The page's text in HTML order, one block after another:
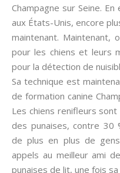
Champagne sur Seine.
aux États-Unis, encore
maintenant. Maintenant,
pour les chiens et leurs
pour la détection de
Sa technique est
de formation canine
Les chiens renifleurs
des punaises, contre 30
de plus en plus de
appels au meilleur ami
punaises de lit, une fois